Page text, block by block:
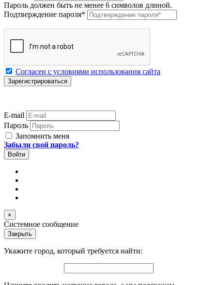
Пароль должен быть не менее 6 символов длиной.
Подтверждение пароля*
Согласен с условиями использования сайта
E-mail
Пароль
Запомнить меня
Забыли свой пароль?
×
Системное сообщение
Закрыть
Укажите город, который требуется найти: